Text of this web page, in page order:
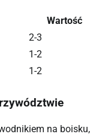
Wartość
2-3
1-2
1-2
na boisku,